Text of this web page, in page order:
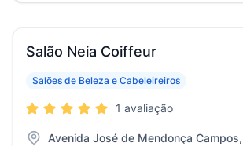
Salão Neia Coiffeur
Salões de Beleza e Cabeleireiros
1 avaliação
Avenida José de Mendonça